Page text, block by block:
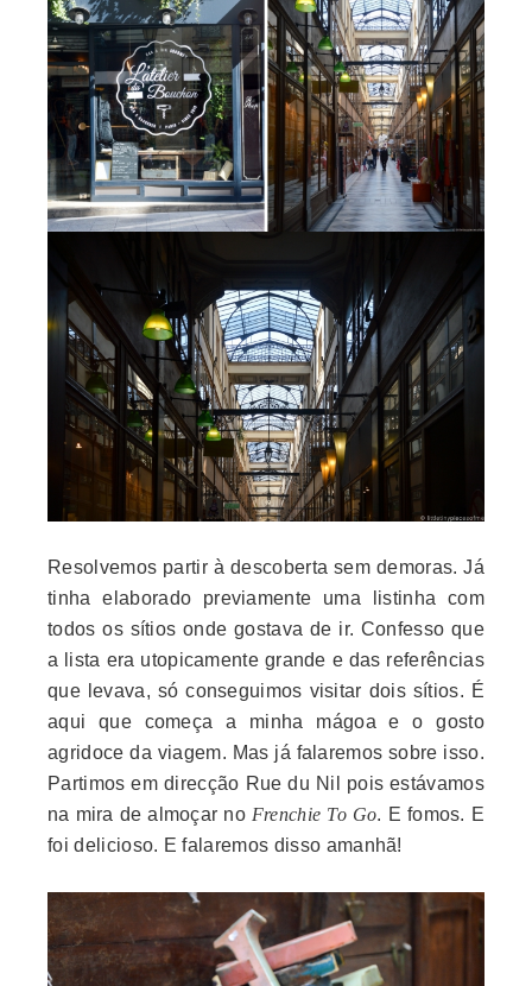
Resolvemos partir à descoberta sem demoras. Já
tinha elaborado previamente uma listinha com
todos os sítios onde gostava de ir. Confesso que
a lista era utopicamente grande e das referências
que levava, só conseguimos visitar dois sítios. É
aqui que começa a minha mágoa e o gosto
agridoce da viagem. Mas já falaremos sobre isso.
Partimos em direcção Rue du Nil pois estávamos
na mira de almoçar no Frenchie To Go. E fomos. E
foi delicioso. E falaremos disso amanhã!